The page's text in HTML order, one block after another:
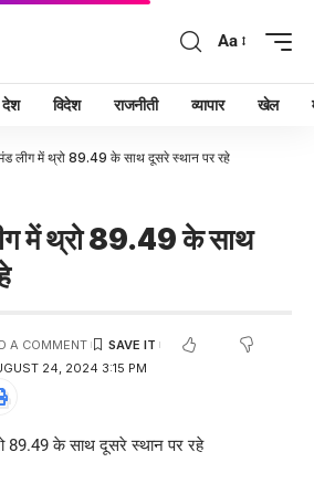
Aa
देश विदेश राजनीती व्यापार खेल
लीग में थ्रो 89.49 के साथ दूसरे स्थान पर रहे
में थ्रो 89.49 के साथ
24, 2024 3:15 PM
A COMMENT